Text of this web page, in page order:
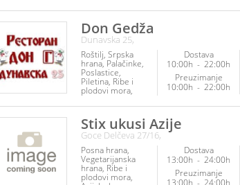
hrana Veganska
hrana Napici
Don Gedža
Dunavska 25,
Roštilj Srpska
hrana Palačinke
Poslastice
Piletina Ribe i
plodovi mora
Kuvana jela
Dostava
10:00h - 22:00h
Preuzimanje
10:00h - 22:00h
Stix ukusi Azije
Goce Delčeva 27/16,
Posna hrana
Vegetarijanska
hrana Ribe i
plodovi mora
Dostava
13:00h - 24:00h
Preuzimanje
13:00h - 24:00h